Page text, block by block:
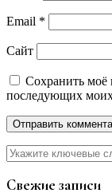
Email *
Сайт
Сохранить моё
последующих
Найти:
Свежие записи